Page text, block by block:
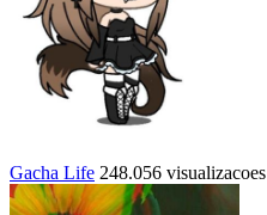
Gacha Life 248.056 visualizacoes